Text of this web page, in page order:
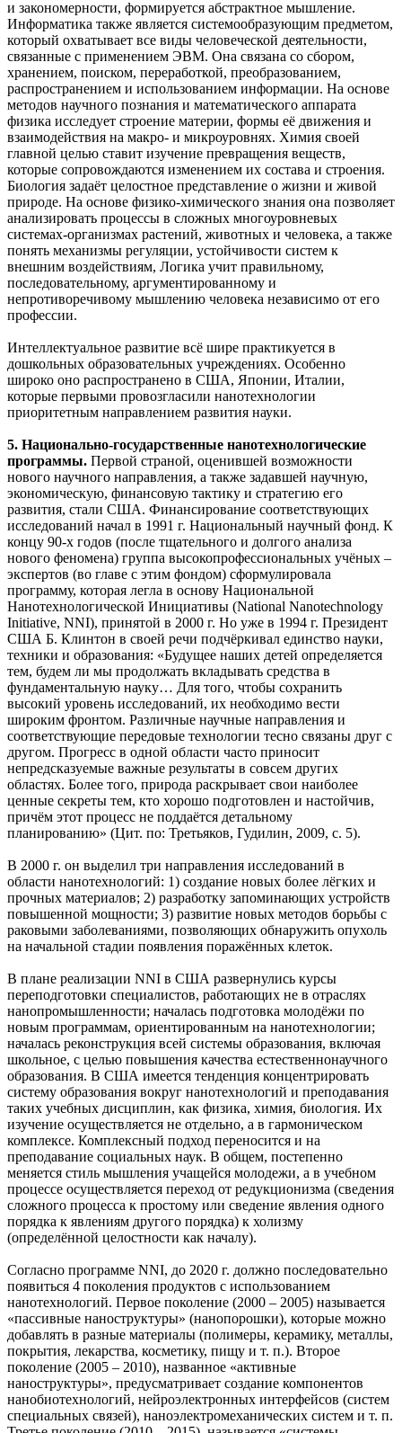
и закономерности, формируется абстрактное мышление.
Информатика также является системообразующим предметом,
который охватывает все виды человеческой деятельности,
связанные с применением ЭВМ. Она связана со сбором,
хранением, поиском, переработкой, преобразованием,
распространением и использованием информации. На основе
методов научного познания и математического аппарата
физика исследует строение материи, формы её движения и
взаимодействия на макро- и микроуровнях. Химия своей
главной целью ставит изучение превращения веществ,
которые сопровождаются изменением их состава и строения.
Биология задаёт целостное представление о жизни и живой
природе. На основе физико-химического знания она позволяет
анализировать процессы в сложных многоуровневых
системах-организмах растений, животных и человека, а также
понять механизмы регуляции, устойчивости систем к
внешним воздействиям, Логика учит правильному,
последовательному, аргументированному и
непротиворечивому мышлению человека независимо от его
профессии.
Интеллектуальное развитие всё шире практикуется в
дошкольных образовательных учреждениях. Особенно
широко оно распространено в США, Японии, Италии,
которые первыми провозгласили нанотехнологии
приоритетным направлением развития науки.
5. Национально-государственные нанотехнологические
программы. Первой страной, оценившей возможности
нового научного направления, а также задавшей научную,
экономическую, финансовую тактику и стратегию его
развития, стали США. Финансирование соответствующих
исследований начал в 1991 г. Национальный научный фонд. К
концу 90-х годов (после тщательного и долгого анализа
нового феномена) группа высокопрофессиональных учёных –
экспертов (во главе с этим фондом) сформулировала
программу, которая легла в основу Национальной
Нанотехнологической Инициативы (National Nanotechnology
Initiative, NNI), принятой в 2000 г. Но уже в 1994 г. Президент
США Б. Клинтон в своей речи подчёркивал единство науки,
техники и образования: «Будущее наших детей определяется
тем, будем ли мы продолжать вкладывать средства в
фундаментальную науку… Для того, чтобы сохранить
высокий уровень исследований, их необходимо вести
широким фронтом. Различные научные направления и
соответствующие передовые технологии тесно связаны друг с
другом. Прогресс в одной области часто приносит
непредсказуемые важные результаты в совсем других
областях. Более того, природа раскрывает свои наиболее
ценные секреты тем, кто хорошо подготовлен и настойчив,
причём этот процесс не поддаётся детальному
планированию» (Цит. по: Третьяков, Гудилин, 2009, с. 5).
В 2000 г. он выделил три направления исследований в
области нанотехнологий: 1) создание новых более лёгких и
прочных материалов; 2) разработку запоминающих устройств
повышенной мощности; 3) развитие новых методов борьбы с
раковыми заболеваниями, позволяющих обнаружить опухоль
на начальной стадии появления поражённых клеток.
В плане реализации NNI в США развернулись курсы
переподготовки специалистов, работающих не в отраслях
нанопромышленности; началась подготовка молодёжи по
новым программам, ориентированным на нанотехнологии;
началась реконструкция всей системы образования, включая
школьное, с целью повышения качества естественнонаучного
образования. В США имеется тенденция концентрировать
систему образования вокруг нанотехнологий и преподавания
таких учебных дисциплин, как физика, химия, биология. Их
изучение осуществляется не отдельно, а в гармоническом
комплексе. Комплексный подход переносится и на
преподавание социальных наук. В общем, постепенно
меняется стиль мышления учащейся молодежи, а в учебном
процессе осуществляется переход от редукционизма (сведения
сложного процесса к простому или сведение явления одного
порядка к явлениям другого порядка) к холизму
(определённой целостности как началу).
Согласно программе NNI, до 2020 г. должно последовательно
появиться 4 поколения продуктов с использованием
нанотехнологий. Первое поколение (2000 – 2005) называется
«пассивные наноструктуры» (нанопорошки), которые можно
добавлять в разные материалы (полимеры, керамику, металлы,
покрытия, лекарства, косметику, пищу и т. п.). Второе
поколение (2005 – 2010), названное «активные
наноструктуры», предусматривает создание компонентов
нанобиотехнологий, нейроэлектронных интерфейсов (систем
специальных связей), наноэлектромеханических систем и т. п.